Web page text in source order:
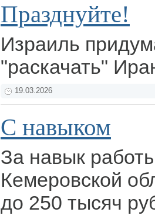
Празднуйте!
Израиль
"раскачать"
19.03.2026
С навыком
За навык
Кемеровской
до 250 тысяч